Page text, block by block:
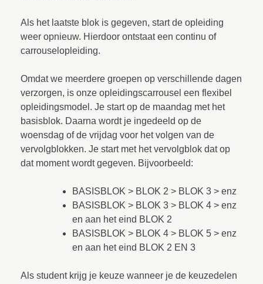
Als het laatste blok is gegeven, start de opleiding
weer opnieuw. Hierdoor ontstaat een continu of
carrouselopleiding.
Omdat we meerdere groepen op verschillende dagen
verzorgen, is onze opleidingscarrousel een flexibel
opleidingsmodel. Je start op de maandag met het
basisblok. Daarna wordt je ingedeeld op de
woensdag of de vrijdag voor het volgen van de
vervolgblokken. Je start met het vervolgblok dat op
dat moment wordt gegeven. Bijvoorbeeld:
BASISBLOK > BLOK 2 > BLOK 3 > enz
BASISBLOK > BLOK 3 > BLOK 4 > enz
en aan het eind BLOK 2
BASISBLOK > BLOK 4 > BLOK 5 > enz
en aan het eind BLOK 2 EN 3
Als student krijg je keuze wanneer je de keuzedelen